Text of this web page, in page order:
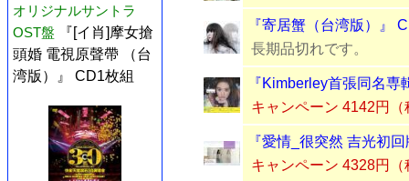
オリジナルサントラ
OST盤
『[イ肖]摩女搶
頭婚 電視原聲帶 （台
湾版）』 CD1枚組
『寄居蟹（台湾版）』
長期品切れです。
『Kimberley首張同名
キャンペーン 4142円（
『愛情_很突然 吉光初
キャンペーン 4328円（